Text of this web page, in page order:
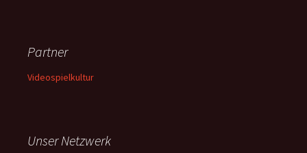
Partner
Videospielkultur
Unser Netzwerk